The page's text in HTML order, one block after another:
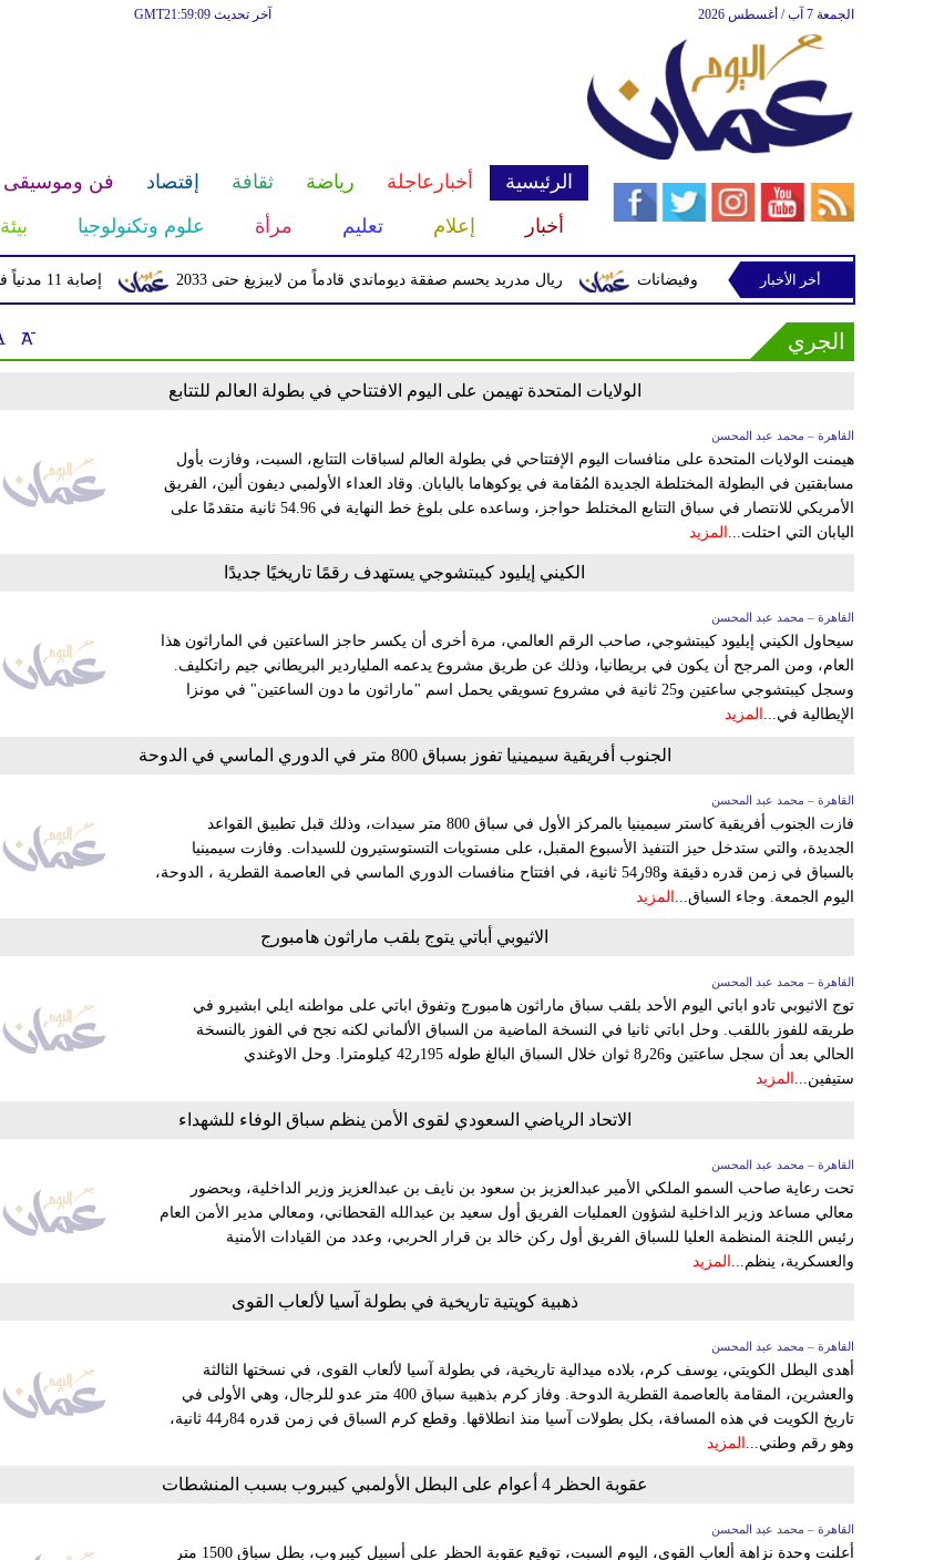
آخر تحديث GMT21:59:09 الجمعة 7 آب / أغسطس 2026
الرئيسية أخبارعاجلة رياضة ثقافة إقتصاد فن وموسيقى
أخبار
إعلام تعليم مرأة علوم وتكنولوجيا بيئة
إصابة 11 مدنياً في نجران جراء اعتداءات حوثية بالمقذوفات ريال مدريد يحسم صفقة ديوماندي قادماً من لايبزيغ حتى 2033 وتحذيرات من أمطار غزيرة وفيضانات
أخر الأخبار
الجري
الولايات المتحدة تهيمن على اليوم الافتتاحي في بطولة العالم للتتابع
القاهرة – محمد عبد المحسن
هيمنت الولايات المتحدة على منافسات اليوم الإفتتاحي في بطولة العالم لسباقات التتابع، السبت، وفازت بأول
مسابقتين في البطولة المختلطة الجديدة المُقامة في يوكوهاما باليابان. وقاد العداء الأولمبي ديفون ألين، الفريق
الأمريكي للانتصار في سباق التتابع المختلط حواجز، وساعده على بلوغ خط النهاية في 54.96 ثانية متقدمًا على
اليابان التي احتلت... المزيد
الكيني إيليود كيبتشوجي يستهدف رقمًا تاريخيًا جديدًا
القاهرة – محمد عبد المحسن
سيحاول الكيني إيليود كيبتشوجي، صاحب الرقم العالمي، مرة أخرى أن يكسر حاجز الساعتين في الماراثون هذا
العام، ومن المرجح أن يكون في بريطانيا، وذلك عن طريق مشروع يدعمه الملياردير البريطاني جيم راتكليف.
وسجل كيبتشوجي ساعتين و25 ثانية في مشروع تسويقي يحمل اسم "ماراثون ما دون الساعتين" في مونزا
الإيطالية في... المزيد
الجنوب أفريقية سيمينيا تفوز بسباق 800 متر في الدوري الماسي في الدوحة
القاهرة – محمد عبد المحسن
فازت الجنوب أفريقية كاستر سيمينيا بالمركز الأول في سباق 800 متر سيدات، وذلك قبل تطبيق القواعد
الجديدة، والتي ستدخل حيز التنفيذ الأسبوع المقبل، على مستويات التستوستيرون للسيدات. وفازت سيمينيا
بالسباق في زمن قدره دقيقة و98ر54 ثانية، في افتتاح منافسات الدوري الماسي في العاصمة القطرية ، الدوحة،
اليوم الجمعة. وجاء السباق...
المزيد
الاثيوبي أباتي يتوج بلقب ماراثون هامبورج
القاهرة – محمد عبد المحسن
توج الاثيوبي تادو اباتي اليوم الأحد بلقب سباق ماراثون هامبورج وتفوق اباتي على مواطنه ايلي ابشيرو في
طريقه للفوز باللقب. وحل اباتي ثانيا في النسخة الماضية من السباق الألماني لكنه نجح في الفوز بالنسخة
الحالي بعد أن سجل ساعتين و26ر8 ثوان خلال السباق البالغ طوله 195ر42 كيلومترا. وحل الاوغندي
ستيفين... المزيد
الاتحاد الرياضي السعودي لقوى الأمن ينظم سباق الوفاء للشهداء
القاهرة – محمد عبد المحسن
تحت رعاية صاحب السمو الملكي الأمير عبدالعزيز بن سعود بن نايف بن عبدالعزيز وزير الداخلية، وبحضور
معالي مساعد وزير الداخلية لشؤون العمليات الفريق أول سعيد بن عبدالله القحطاني، ومعالي مدير الأمن العام
رئيس اللجنة المنظمة العليا للسباق الفريق أول ركن خالد بن قرار الحربي، وعدد من القيادات الأمنية
والعسكرية، ينظم... المزيد
ذهبية كويتية تاريخية في بطولة آسيا لألعاب القوى
القاهرة – محمد عبد المحسن
أهدى البطل الكويتي، يوسف كرم، بلاده ميدالية تاريخية، في بطولة آسيا لألعاب القوى، في نسختها الثالثة
والعشرين، المقامة بالعاصمة القطرية الدوحة. وفاز كرم بذهبية سباق 400 متر عدو للرجال، وهي الأولى في
تاريخ الكويت في هذه المسافة، بكل بطولات آسيا منذ انطلاقها. وقطع كرم السباق في زمن قدره 84ر44 ثانية،
وهو رقم وطني... المزيد
عقوبة الحظر 4 أعوام على البطل الأولمبي كيبروب بسبب المنشطات
القاهرة – محمد عبد المحسن
أعلنت وحدة نزاهة ألعاب القوى، اليوم السبت، توقيع عقوبة الحظر على أسبيل كيبروب، بطل سباق 1500 متر